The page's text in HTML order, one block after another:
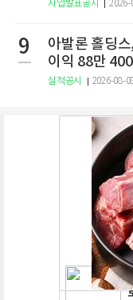
사업발표공시 2026-
9
아발론 홀딩
이익 88만
실적공시 2026-08-